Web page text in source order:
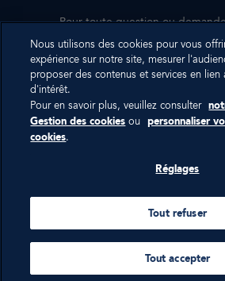
Pour toute question ou
complémentaire, nous sommes à
POUR VOTRE SANTÉ, PRATIQUEZ UNE
Nous utilisons des cookies pour vous
expérience sur notre site, mesurer
proposer des contenus et services en lien
d'intérêt.
Pour en savoir plus, veuillez consulter
Gestion des cookies ou
personnaliser
cookies.
Réglages
Tout refuser
Tout accepter